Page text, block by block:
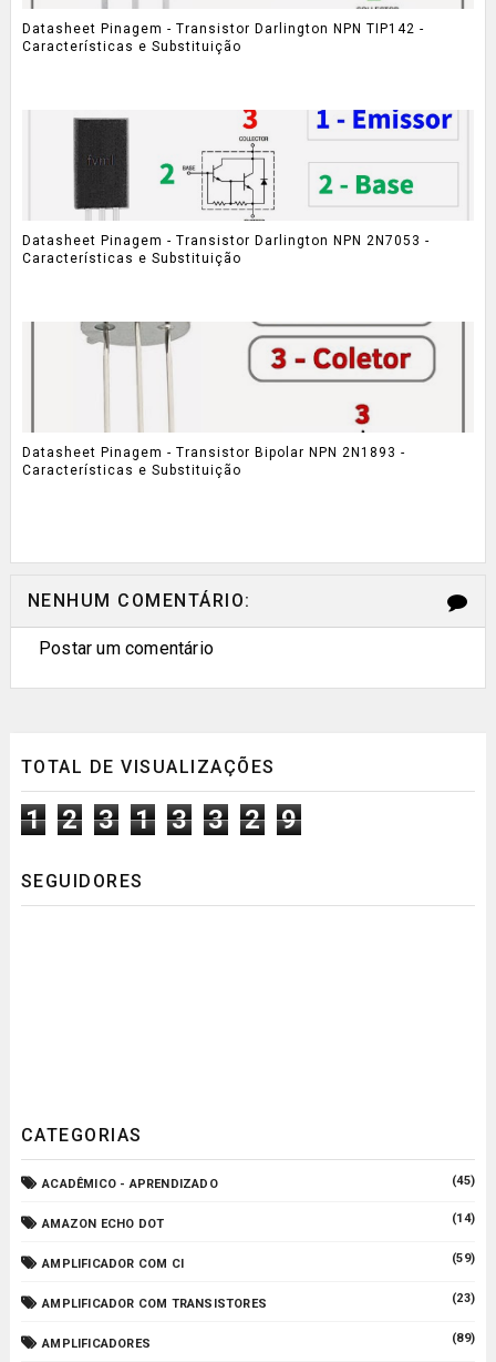
Datasheet Pinagem - Transistor Darlington NPN TIP142 -
Características e Substituição
Datasheet Pinagem - Transistor Darlington NPN 2N7053 -
Características e Substituição
Datasheet Pinagem - Transistor Bipolar NPN 2N1893 -
Características e Substituição
NENHUM COMENTÁRIO:
Postar um comentário
TOTAL DE VISUALIZAÇÕES
1 2 3 1 3 3 2 9
SEGUIDORES
CATEGORIAS
ACADÊMICO - APRENDIZADO (45)
AMAZON ECHO DOT (14)
AMPLIFICADOR COM CI (59)
AMPLIFICADOR COM TRANSISTORES (23)
AMPLIFICADORES (89)